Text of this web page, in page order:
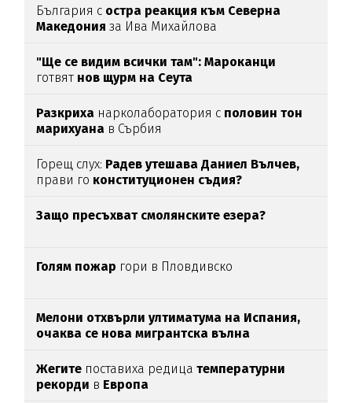
България с остра реакция към Северна
Македония за Ива Михайлова
"Ще се видим всички там": Мароканци
готвят нов щурм на Сеута
Разкриха нарколаборатория с половин тон
марихуана в Сърбия
Горещ слух: Радев утешава Даниел Вълчев,
прави го конституционен съдия?
Защо пресъхват смолянските езера?
Голям пожар гори в Пловдивско
Мелони отхвърли ултиматума на Испания,
очаква се нова мигрантска вълна
Жегите поставиха редицатемпературни
рекорди в Европа